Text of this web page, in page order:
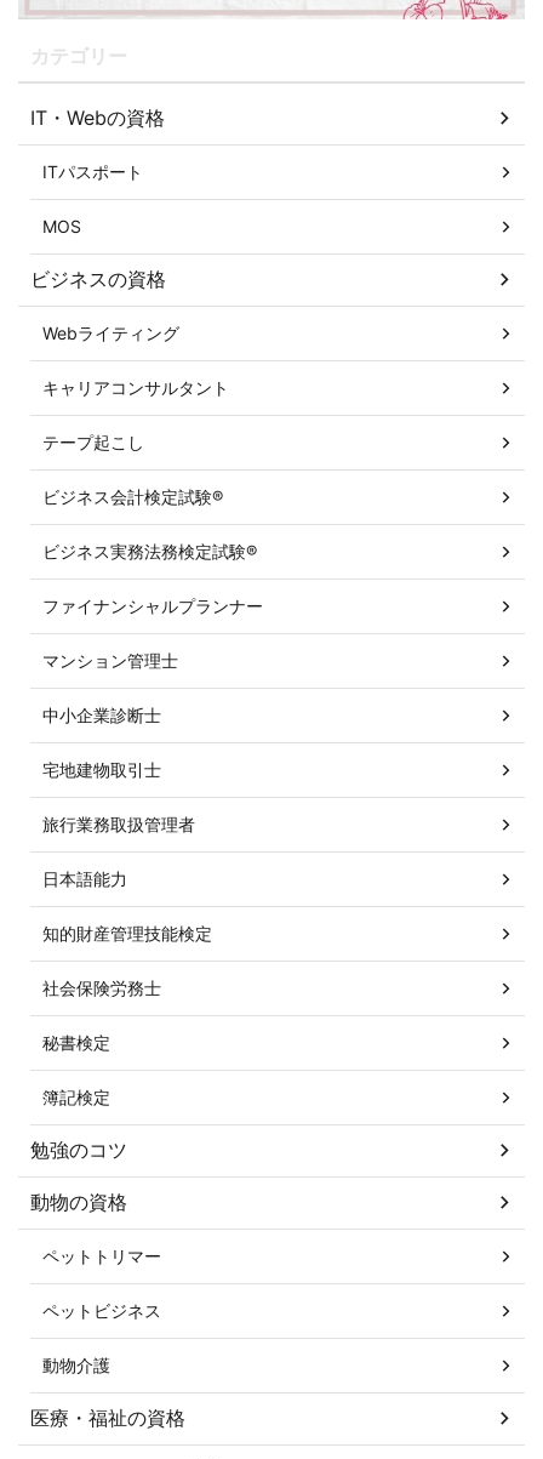
カテゴリー
IT・Webの資格
ITパスポート
MOS
ビジネスの資格
Webライティング
キャリアコンサルタント
テープ起こし
ビジネス会計検定試験®
ビジネス実務法務検定試験®
ファイナンシャルプランナー
マンション管理士
中小企業診断士
宅地建物取引士
旅行業務取扱管理者
日本語能力
知的財産管理技能検定
社会保険労務士
秘書検定
簿記検定
勉強のコツ
動物の資格
ペットトリマー
ペットビジネス
動物介護
医療・福祉の資格